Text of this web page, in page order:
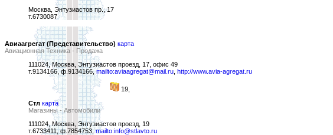
Москва, Энтузиастов пр., 17
т.6730087
Авиаагрегат (Представительство) карта
Авиационная Техника - Продажа
111024, Москва, Энтузиастов проезд, 17, офис 49
т.9134166, ф.9134166,mailto:aviaagregat@mail.ru http://www.avia-agregat.ru
19,
Стл карта
Магазины - Автомобили
111024, Москва, Энтузиастов проезд, 19
т.6733411, ф.7854753,mailto:info@stlavto.ru